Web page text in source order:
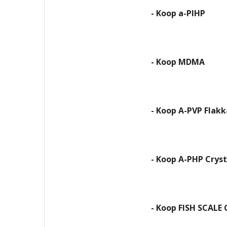
- Koop a-PIHP
- Koop MDMA
- Koop A-PVP
- Koop A-PHP
- Koop FISH SCALE